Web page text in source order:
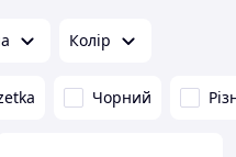
Колір
Чорний